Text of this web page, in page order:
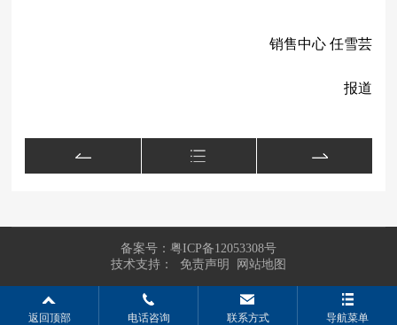
销售中心 任雪芸
报道
备案号： 粤ICP备12053308号
技术支持： 免责声明 网站地图
返回顶部 电话咨询 联系方式 导航菜单